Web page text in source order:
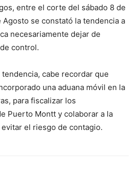
entre el corte del sábado 8 de
Agosto se constató la tendencia a
necesariamente dejar de
control.
cabe recordar que
una aduana móvil en la
para fiscalizar los
Puerto Montt y colaborar a la
el riesgo de contagio.